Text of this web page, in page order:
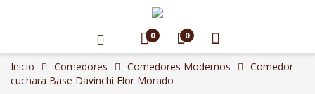
0 0
Inicio Comedores Comedores Modernos
Comedor
cuchara Base Davinchi Flor Morado